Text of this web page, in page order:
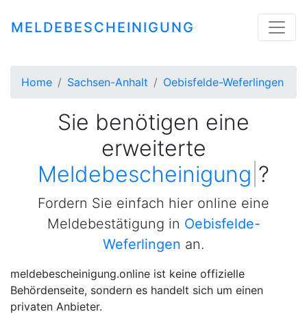
MELDEBESCHEINIGUNG
Home Sachsen-Anhalt Oebisfelde-Weferlingen
Sie benötigen eine
erweiterte
Mel|?
Fordern Sie einfach hier online eine
Meldebestätigung in Oebisfelde-
Weferlingen an.
meldebescheinigung.online ist keine offizielle
Behördenseite, sondern es handelt sich um einen
privaten Anbieter.